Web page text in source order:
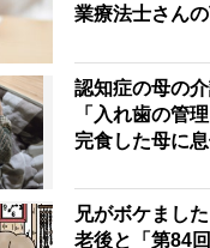
業療法士さん
認知症の母の
「入れ歯の管
完食した母に
兄がボケまし
老後と「第84